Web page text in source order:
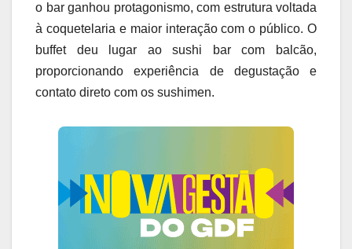
o bar ganhou protagonismo, com estrutura voltada
à coquetelaria e maior interação com o público. O
buffet deu lugar ao sushi bar com balcão,
proporcionando experiência de degustação e
contato direto com os sushimen.